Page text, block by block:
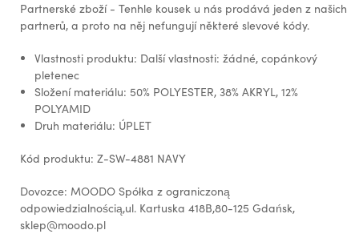
Partnerské zboží - Tenhle kousek u nás prodává jeden z našich
partnerů, a proto na něj nefungují některé slevové kódy.
Vlastnosti produktu: Další vlastnosti: žádné, copánkový
pletenec
Složení materiálu: 50% POLYESTER, 38% AKRYL, 12%
POLYAMID
Druh materiálu: ÚPLET
Kód produktu: Z-SW-4881 NAVY
Dovozce: MOODO Spółka z ograniczoną
odpowiedzialnością,ul. Kartuska 418B,80-125 Gdańsk,
sklep@moodo.pl